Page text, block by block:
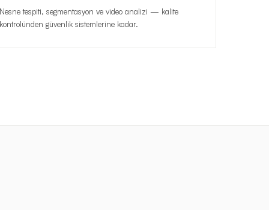
Nesne tespiti, segmentasyon ve video analizi — kalite
kontrolünden güvenlik sistemlerine kadar.